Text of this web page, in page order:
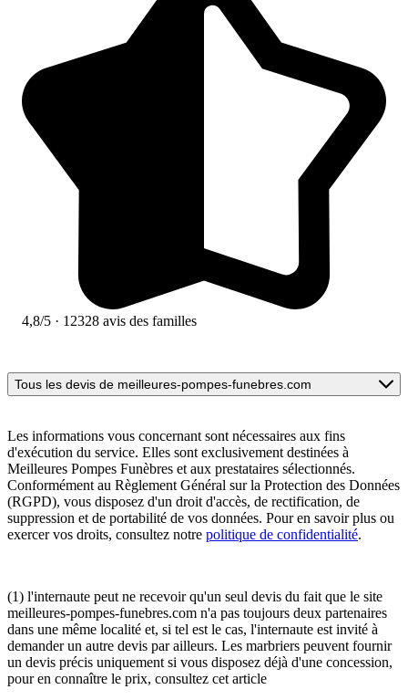
4,8/5 · 12328 avis des familles
Tous les devis de meilleures-pompes-funebres.com
Les informations vous concernant sont nécessaires aux fins
d'exécution du service. Elles sont exclusivement destinées à
Meilleures Pompes Funèbres et aux prestataires sélectionnés.
Conformément au Règlement Général sur la Protection des Données
(RGPD), vous disposez d'un droit d'accès, de rectification, de
suppression et de portabilité de vos données. Pour en savoir plus ou
exercer vos droits, consultez notre politique de confidentialité.
(1) l'internaute peut ne recevoir qu'un seul devis du fait que le site
meilleures-pompes-funebres.com n'a pas toujours deux partenaires
dans une même localité et, si tel est le cas, l'internaute est invité à
demander un autre devis par ailleurs. Les marbriers peuvent fournir
un devis précis uniquement si vous disposez déjà d'une concession,
pour en connaître le prix, consultez cet article